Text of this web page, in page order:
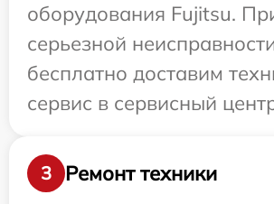
оборудования Fujitsu.
серьезной
бесплатно доставим
сервис в сервисный
3
Ремонт техники